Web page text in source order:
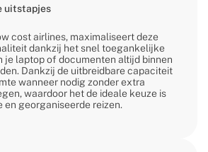
uitstapjes
cost airlines, maximaliseert deze
dankzij het snel toegankelijke
je laptop of documenten altijd binnen
Dankzij de uitbreidbare capaciteit
wanneer nodig zonder extra
waardoor het de ideale keuze is
georganiseerde reizen.